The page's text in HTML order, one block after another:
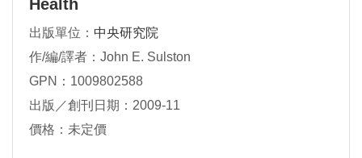
Health
出版單位： 中央研究院
作/編/譯者：John E. Sulston
GPN：1009802588
出版／創刊日期：2009-11
價格：未定價